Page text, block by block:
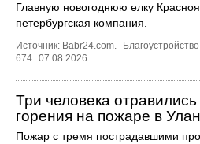
Главную новогоднюю елку
петербургская компания.
Источник: Babr24.com. Благоустройство
674 07.08.2026
Три человека
горения на пожаре в
Пожар с тремя пострадавшими